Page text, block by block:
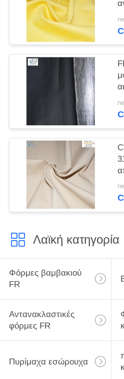
Λαϊκή κατηγορία
Φόρμες βαμβακιού
FR
Αντανακλαστικές
φόρμες FR
Πυρίμαχα εσώρουχα